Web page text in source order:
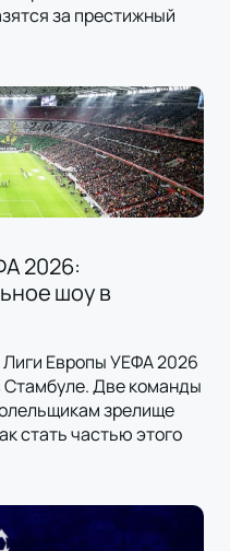
за престижный
2026:
шоу в
Европы УЕФА 2026
Стамбуле. Две команды
зрелище
стать частью этого